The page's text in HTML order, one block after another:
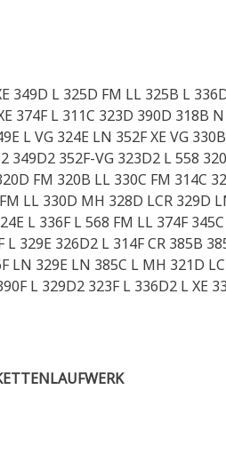
349D L 325D FM LL 325B L
374F L 311C 323D 390D
L VG 324E LN 352F XE VG
349D2 352F-VG 323D2 L 558
FM 320B LL 330C FM
LL 330D MH 328D LCR 329D
L 336F L 568 FM LL 374F
329E 326D2 L 314F CR 385B
LN 329E LN 385C L MH 321D
L 329D2 323F L 336D2 L XE